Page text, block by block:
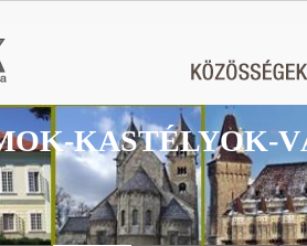
KASTÉLYOK-